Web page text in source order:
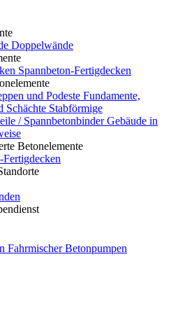
Doppelwände
Spannbeton-Fertigdecken
und Podeste Fundamente,
Schächte Stabförmige
/ Spannbetonbinder Gebäude in
Betonelemente
Fertigdecken
Fahrmischer Betonpumpen